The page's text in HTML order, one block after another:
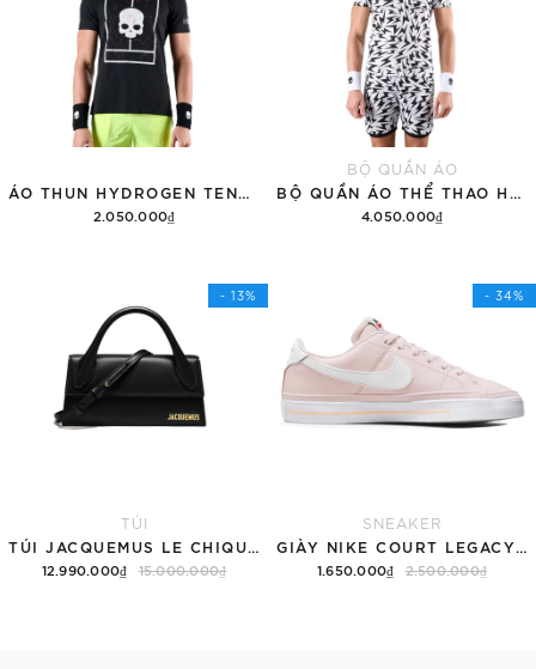
2.050.000₫
BỘ QUẦN ÁO
4.050.000₫
- 13%
TÚI
12.990.000₫ 15.000.000₫
- 34%
SNEAKER
1.650.000₫ 2.500.000₫